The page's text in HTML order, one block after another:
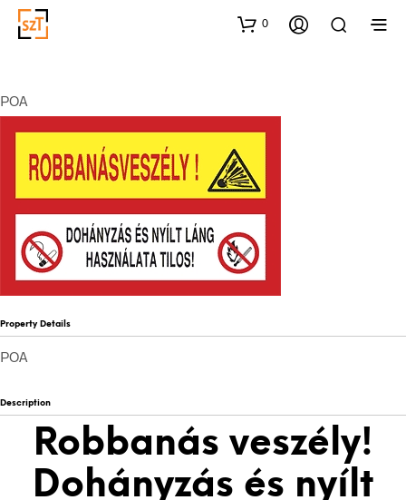
0
POA
Property Details
POA
Description
Robbanás veszély!
Dohányzás és nyílt